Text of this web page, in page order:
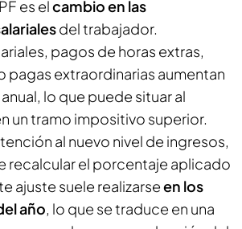
es elcambio en las
del trabajador.
pagos de horas extras,
pagas extraordinarias aumentan
lo que puede situar al
un tramo impositivo superior.
al nuevo nivel de ingresos,
recalcular el porcentaje aplicado
ajuste suele realizarseen los
año, lo que se traduce en una